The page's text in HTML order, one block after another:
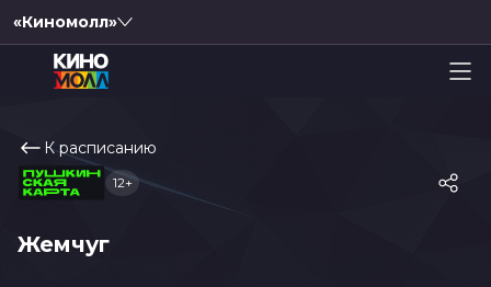
«Киномолл»
К расписанию
Жемчуг
12+